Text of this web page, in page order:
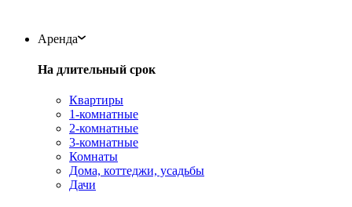
Аренда
На длительный срок
Квартиры
1-комнатные
2-комнатные
3-комнатные
Комнаты
Дома, коттеджи, усадьбы
Дачи